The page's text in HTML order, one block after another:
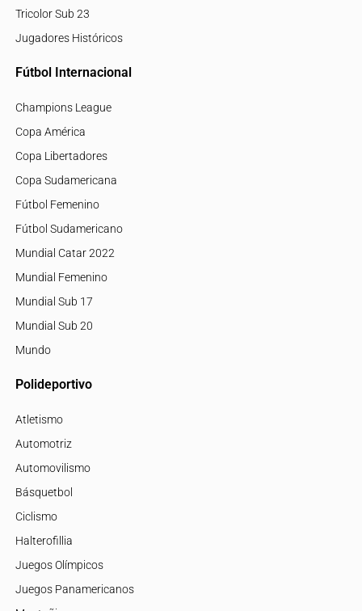
Tricolor Sub 23
Jugadores Históricos
Fútbol Internacional
Champions League
Copa América
Copa Libertadores
Copa Sudamericana
Fútbol Femenino
Fútbol Sudamericano
Mundial Catar 2022
Mundial Femenino
Mundial Sub 17
Mundial Sub 20
Mundo
Polideportivo
Atletismo
Automotriz
Automovilismo
Básquetbol
Ciclismo
Halterofillia
Juegos Olímpicos
Juegos Panamericanos